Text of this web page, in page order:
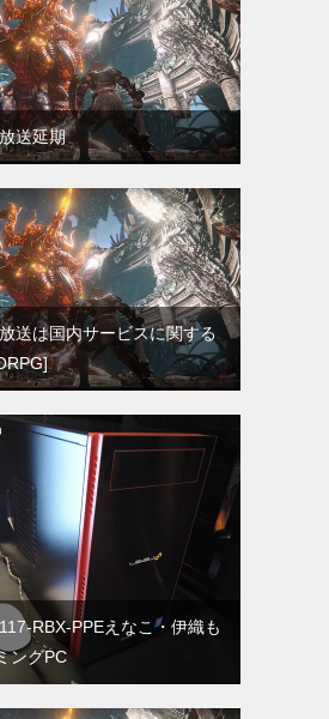
送延期
送は国内サービスに関する
RBX-PPEえなこ・伊織も
ングPC